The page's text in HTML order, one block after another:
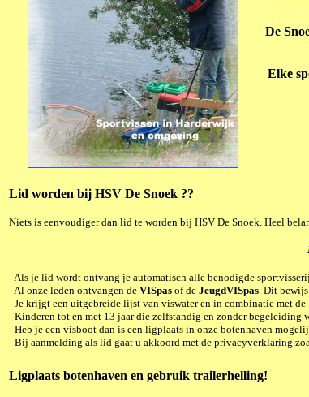
De
Elke
Lid worden bij HSV De Snoek ??
Niets is eenvoudiger dan lid te worden bij HSV De Snoek. Heel
-Als je lid wordt ontvang je automatisch alle benodigde
- Al onze leden ontvangen de VISpas of de JeugdVISpas. Dit
- Je krijgt een uitgebreide lijst van viswater en in combinatie met de
- Kinderen tot en met 13 jaar die zelfstandig en zonder
- Heb je een visboot dan is een ligplaats in onze botenhaven
- Bij aanmelding als lid gaat u akkoord met de privacyverklaring
Ligplaats botenhaven en gebruik trailerhelling!